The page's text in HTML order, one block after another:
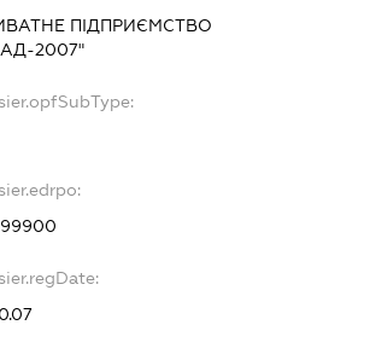
ПІДПРИЄМСТВО
2007"